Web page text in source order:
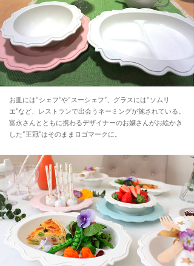
お皿には“シェフ”や“スーシェフ”、グラスには“ソムリ
エ”など、レストランで出会うネーミングが施されている。
富永さんとともに携わるデザイナーのお嬢さんがお絵かき
した“王冠”はそのままロゴマークに。